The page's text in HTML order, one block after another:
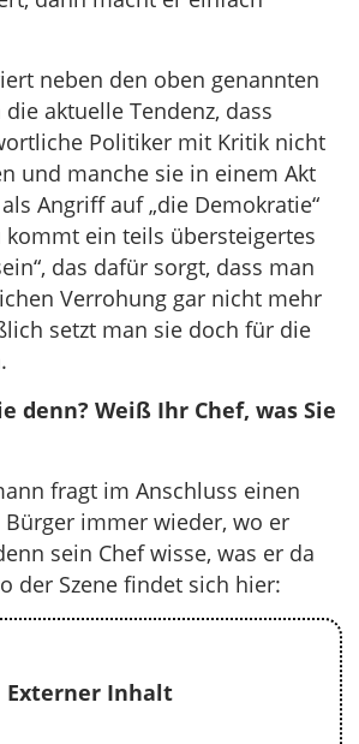
neben den oben genannten
aktuelle Tendenz, dass
Politiker mit Kritik nicht
und manche sie in einem Akt
Angriff auf „die Demokratie“
kommt ein teils übersteigertes
das dafür sorgt, dass man
Verrohung gar nicht mehr
setzt man sie doch für die
denn? Weiß Ihr Chef, was Sie
fragt im Anschluss einen
immer wieder, wo er
sein Chef wisse, was er da
der Szene findet sich hier:
Externer Inhalt